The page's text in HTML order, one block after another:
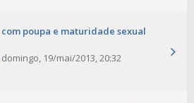
com poupa e maturidade sexual
domingo, 19/mai/2013, 20:32